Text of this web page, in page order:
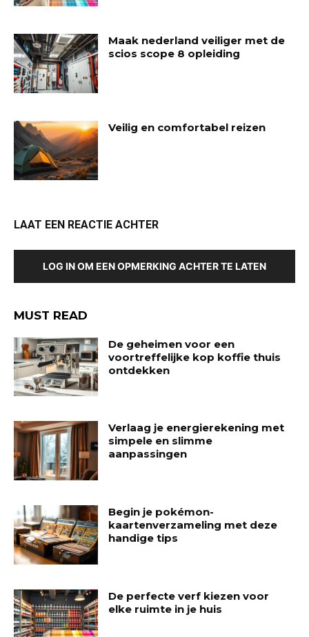
Maak nederland veiliger met de
scios scope 8 opleiding
Veilig en comfortabel reizen
LAAT EEN REACTIE ACHTER
LOG IN OM EEN OPMERKING ACHTER TE LATEN
MUST READ
De geheimen voor een
voortreffelijke kop koffie thuis
ontdekken
Verlaag je energierekening met
simpele en slimme
aanpassingen
Begin je pokémon-
kaartenverzameling met deze
handige tips
De perfecte verf kiezen voor
elke ruimte in je huis